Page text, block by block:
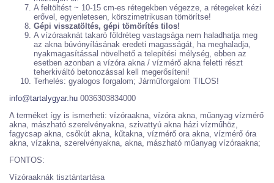
A feltöltést ~ 10-15 cm-es rétegekben végezze, a rétegeket kézi
erővel, egyenletesen, körszimetrikusan tömörítse!
Gépi visszatöltés, gépi tömörítés tilos!
A vízóraaknát takaró földréteg vastagsága nem haladhatja meg
az akna búvónyílásának eredeti magasságát, ha meghaladja,
nyakmagasítással növelhető a telepítési mélység, ebben az
esetben azonban a vízóra akna / vízmérő akna feletti részt
teherkiváltó betonozással kell megerősíteni!
Terhelés: gyalogos forgalom; Járműforgalom TILOS!
info@tartalygyar.hu 0036303834000
A terméket így is ismerheti: vízóraakna, vízóra akna, műanyag vízmérő
akna, mászható szerelvényakna, szivattyú akna házi vízműhöz,
fagycsap akna, csőkút akna, kűtakna, vízmérő ora akna, vízmérő óra
akna, vízakna, szerelvényakna, akna, mászható műanyag vízóraakna;
FONTOS:
Vízóraaknák tisztántartása